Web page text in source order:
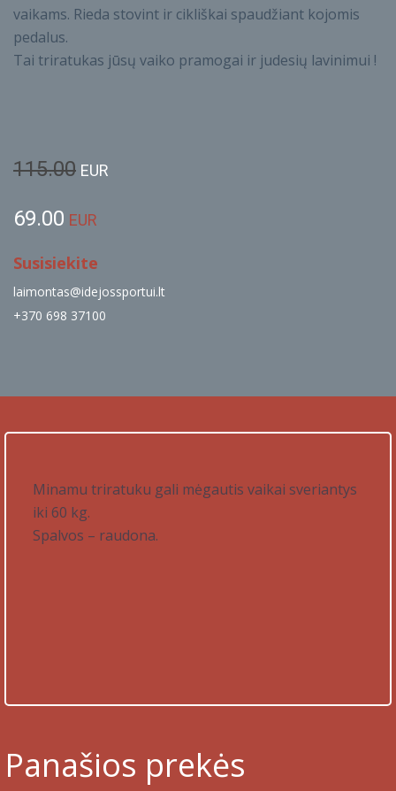
vaikams. Rieda stovint ir cikliškai spaudžiant kojomis
pedalus.
Tai triratukas jūsų vaiko pramogai ir judesių lavinimui !
115.00 EUR
69.00 EUR
Susisiekite
laimontas@idejossportui.lt
+370 698 37100
Minamu triratuku gali mėgautis vaikai sveriantys
iki 60 kg.
Spalvos – raudona.
Panašios prekės